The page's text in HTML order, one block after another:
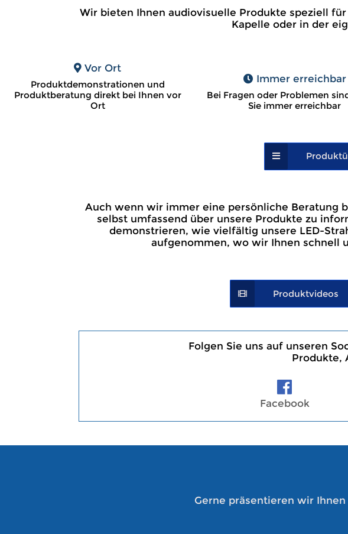
Wir bieten Ihnen audiovisuelle Produkte speziell
Kapelle oder in der
Vor Ort
Produktdemonstrationen und
Produktberatung direkt bei Ihnen vor
Ort
Immer erreichbar
Bei Fragen oder Problemen
Sie immer erreichbar
Auch wenn wir immer eine persönliche Beratung
selbst umfassend über unsere Produkte zu
demonstrieren, wie vielfältig unsere LED-
aufgenommen, wo wir Ihnen schnell
Produktvideos
Folgen Sie uns auf unseren
Produkte,
Facebook
Gerne präsentieren wir